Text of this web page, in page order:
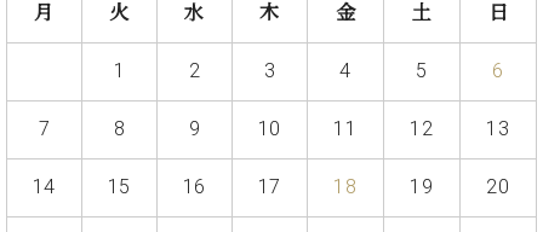
ヒ
ン・
ジ
パ
イ
ベ
ト
(お
ら
正
で
ン・
ジ
月 火 水 木 金 土 日
1 2 3 4 5 6
7 8 9 10 11 12 13
14 15 16 17 18 19 20